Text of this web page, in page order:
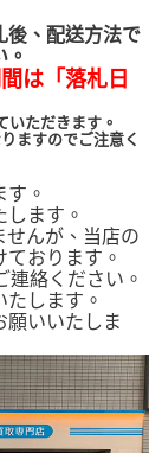
後、配送方法で
。
は「落札日
いただきます。
ますのでご注意く
。
ます。
せんが、当店の
おります。
連絡ください。
たします。
願いいたしま